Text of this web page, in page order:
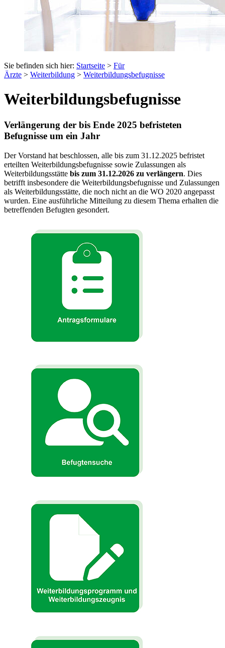
Sie befinden sich hier: Startseite > Für
Ärzte > Weiterbildung > Weiterbildungsbefugnisse
Weiterbildungsbefugnisse
Verlängerung der bis Ende 2025 befristeten
Befugnisse um ein Jahr
Der Vorstand hat beschlossen, alle bis zum 31.12.2025 befristet
erteilten Weiterbildungsbefugnisse sowie Zulassungen als
Weiterbildungsstätte bis zum 31.12.2026 zu verlängern. Dies
betrifft insbesondere die Weiterbildungsbefugnisse und Zulassungen
als Weiterbildungsstätte, die noch nicht an die WO 2020 angepasst
wurden. Eine ausführliche Mitteilung zu diesem Thema erhalten die
betreffenden Befugten gesondert.